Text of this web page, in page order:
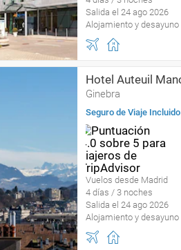
Salida el 24 ago 2026
Alojamiento y desayuno
Hotel Auteuil
Ginebra
Seguro de Viaje Incluido
Vuelos desde Madrid
4 días / 3 noches
Salida el 24 ago 2026
Alojamiento y desayuno